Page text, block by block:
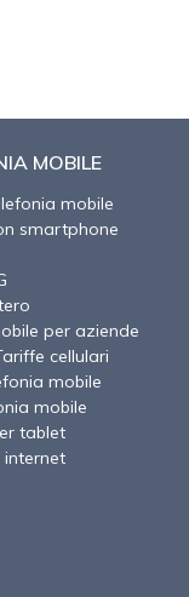
MOBILE
mobile
smartphone
per aziende
cellulari
mobile
mobile
tablet
internet